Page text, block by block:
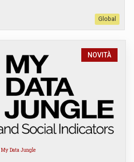
Global
NOVITÀ
My Data Jungle